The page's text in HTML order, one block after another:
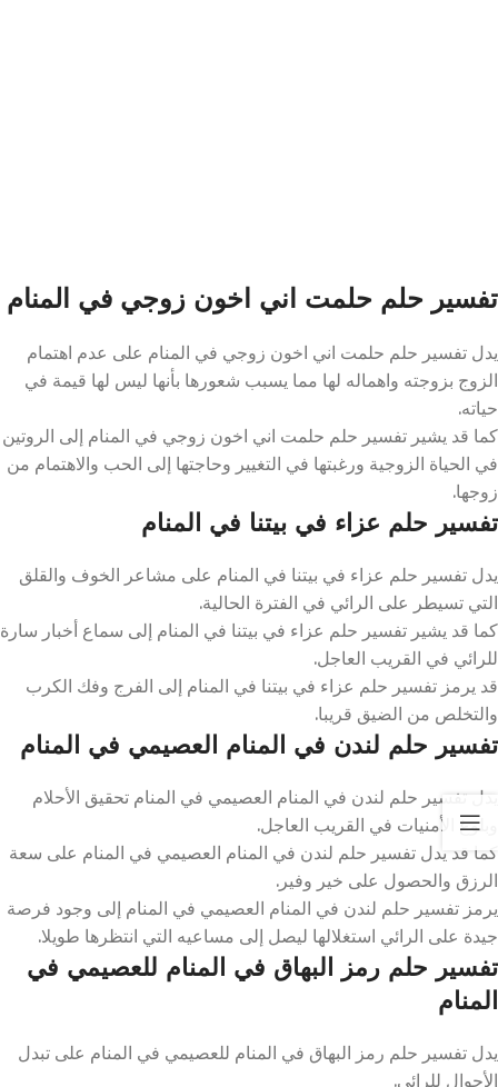
تفسير حلم حلمت اني اخون زوجي في المنام
يدل تفسير حلم حلمت اني اخون زوجي في المنام على عدم اهتمام
الزوج بزوجته واهماله لها مما يسبب شعورها بأنها ليس لها قيمة في
حياته.
كما قد يشير تفسير حلم حلمت اني اخون زوجي في المنام إلى الروتين
في الحياة الزوجية ورغبتها في التغيير وحاجتها إلى الحب والاهتمام من
زوجها.
تفسير حلم عزاء في بيتنا في المنام
يدل تفسير حلم عزاء في بيتنا في المنام على مشاعر الخوف والقلق
التي تسيطر على الرائي في الفترة الحالية.
كما قد يشير تفسير حلم عزاء في بيتنا في المنام إلى سماع أخبار سارة
للرائي في القريب العاجل.
قد يرمز تفسير حلم عزاء في بيتنا في المنام إلى الفرج وفك الكرب
والتخلص من الضيق قريبا.
تفسير حلم لندن في المنام العصيمي في المنام
يدل تفسير حلم لندن في المنام العصيمي في المنام تحقيق الأحلام
وبلوغ الأمنيات في القريب العاجل.
كما قد يدل تفسير حلم لندن في المنام العصيمي في المنام على سعة
الرزق والحصول على خير وفير.
يرمز تفسير حلم لندن في المنام العصيمي في المنام إلى وجود فرصة
جيدة على الرائي استغلالها ليصل إلى مساعيه التي انتظرها طويلا.
تفسير حلم رمز البهاق في المنام للعصيمي في
المنام
يدل تفسير حلم رمز البهاق في المنام للعصيمي في المنام على تبدل
الأحوال للرائي.